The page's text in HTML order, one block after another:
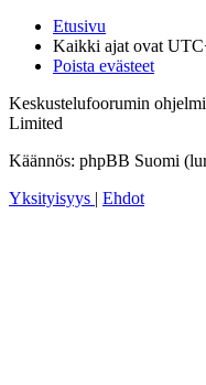
Etusivu
Kaikki ajat ovat
Poista evästeet
Keskustelufoorumin
Limited
Käännös: phpBB Suomi
Yksityisyys | Ehdot